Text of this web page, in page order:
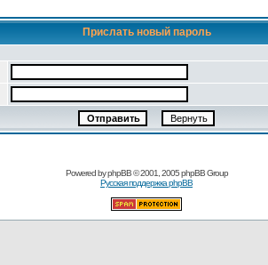
Прислать новый пароль
Powered byphpBB© 2001, 2005 phpBB Group
Русская поддержка phpBB